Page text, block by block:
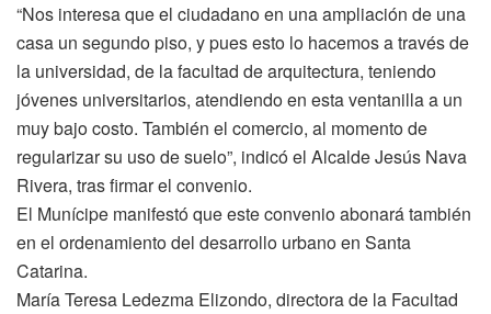
“Nos interesa que el ciudadano en una ampliación de una
casa un segundo piso, y pues esto lo hacemos a través de
la universidad, de la facultad de arquitectura, teniendo
jóvenes universitarios, atendiendo en esta ventanilla a un
muy bajo costo. También el comercio, al momento de
regularizar su uso de suelo”, indicó el Alcalde Jesús Nava
Rivera, tras firmar el convenio.
El Munícipe manifestó que este convenio abonará también
en el ordenamiento del desarrollo urbano en Santa
Catarina.
María Teresa Ledezma Elizondo, directora de la Facultad